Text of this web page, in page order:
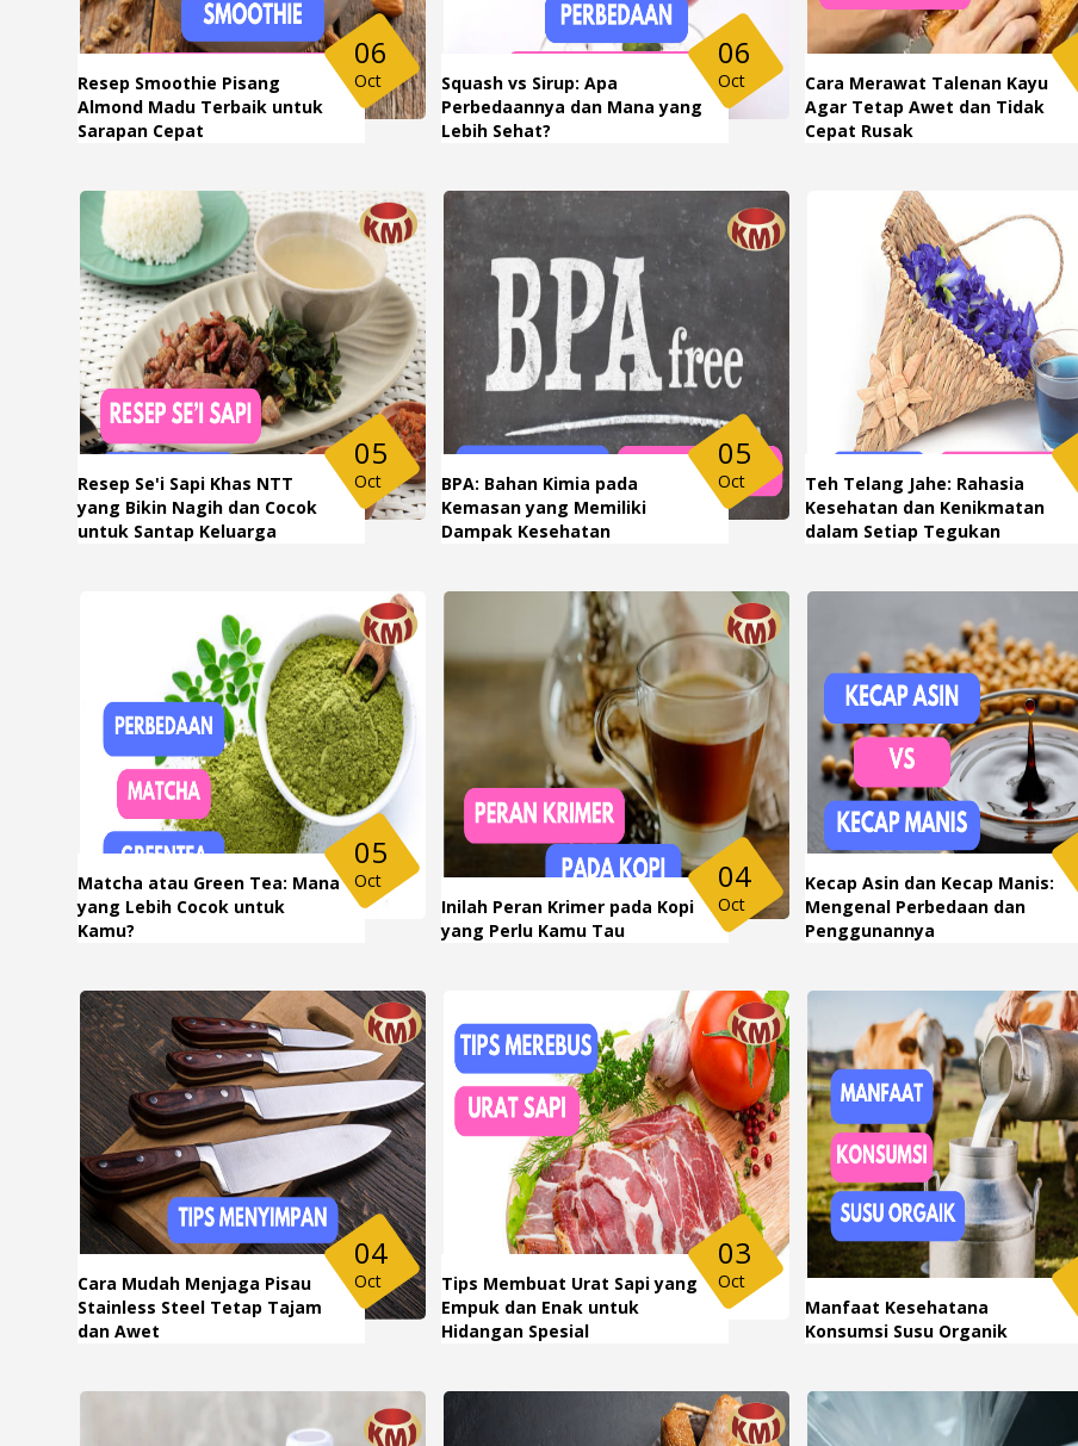
Resep Smoothie Pisang
Almond Madu Terbaik untuk
Sarapan Cepat
06
Oct
Squash vs Sirup: Apa
Perbedaannya dan Mana yang
Lebih Sehat?
06
Oct
Cara Merawat Talenan Kayu
Agar Tetap Awet dan Tidak
Cepat Rusak
Resep Se'i Sapi Khas NTT
yang Bikin Nagih dan Cocok
untuk Santap Keluarga
05
Oct
BPA: Bahan Kimia pada
Kemasan yang Memiliki
Dampak Kesehatan
05
Oct
Teh Telang Jahe: Rahasia
Kesehatan dan Kenikmatan
dalam Setiap Tegukan
Matcha atau Green Tea: Mana
yang Lebih Cocok untuk
Kamu?
05
Oct
Inilah Peran Krimer pada Kopi
yang Perlu Kamu Tau
04
Oct
Kecap Asin dan Kecap Manis:
Mengenal Perbedaan dan
Penggunannya
Cara Mudah Menjaga Pisau
Stainless Steel Tetap Tajam
dan Awet
04
Oct
Tips Membuat Urat Sapi yang
Empuk dan Enak untuk
Hidangan Spesial
03
Oct
Manfaat Kesehatana
Konsumsi Susu Organik